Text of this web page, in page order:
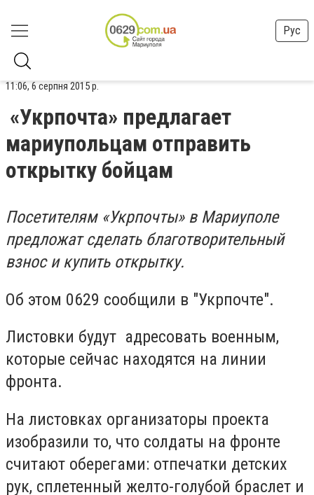
Рус
11:06, 6 серпня 2015 р.
«Укрпочта» предлагает
мариупольцам отправить
открытку бойцам
Посетителям «Укрпочты» в Мариуполе
предложат сделать благотворительный
взнос и купить открытку.
Об этом 0629 сообщили в "Укрпочте".
Листовки будут адресовать военным,
которые сейчас находятся на линии
фронта.
На листовках организаторы проекта
изобразили то, что солдаты на фронте
считают оберегами: отпечатки детских
рук, сплетенный желто-голубой браслет и